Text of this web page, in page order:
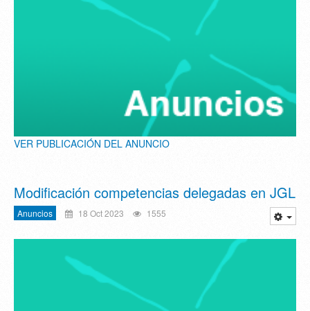
VER PUBLICACIÓN DEL ANUNCIO
Modificación competencias delegadas en JGL
Anuncios 18 Oct 2023 1555